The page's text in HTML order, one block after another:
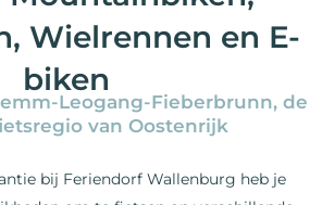
Wielrennen en E-
biken
Leogang-Fieberbrunn, de
van Oostenrijk
bij Feriendorf Wallenburg heb je